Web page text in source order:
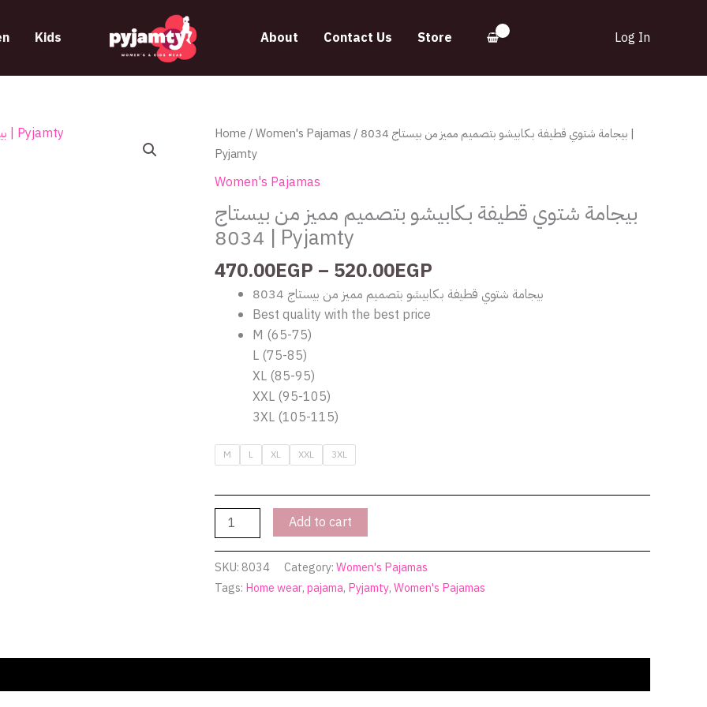
Kids About Contact Us Store Log In
Home/Women's Pajamas/ بيجامة شتوي قطيفة بـكابيشو بتصميم مميز من بيستاج 8034 |
Pyjamty
Women's Pajamas
بيجامة شتوي قطيفة بـكابيشو بتصميم مميز من بيستاج
8034 | Pyjamty
470.00EGP – 520.00EGP
Price
520.00EGP
بيجامة شتوي قطيفة بـكابيشو بتصميم مميز من بيستاج 8034
Best quality with the best price
M (65-75)
L (75-85)
XL (85-95)
XXL (95-105)
3XL (105-115)
M L XL XXL 3XL
بيجامة
شتوي
قطيفة
بتصميم
مميز
بيستاج
8034
Pyjamty
quantity
Add to cart
SKU: 8034 Category:Women's Pajamas
Tags: Home wear,pajama, Pyjamty,Women's Pajamas